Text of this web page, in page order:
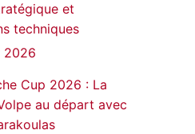
et
techniques
2026
Cup 2026 : La
au départ avec